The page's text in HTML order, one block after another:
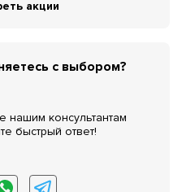
акции
с выбором?
нашим консультантам
быстрый ответ!